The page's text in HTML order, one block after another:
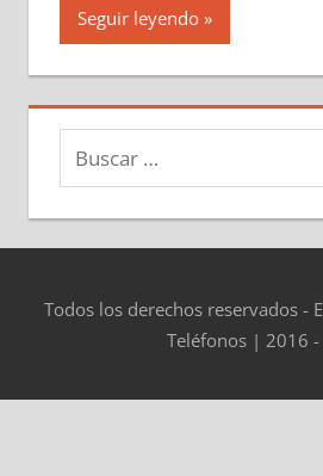
Seguir leyendo
Buscar:
Todos los derechos reservados -
Teléfonos | 2016